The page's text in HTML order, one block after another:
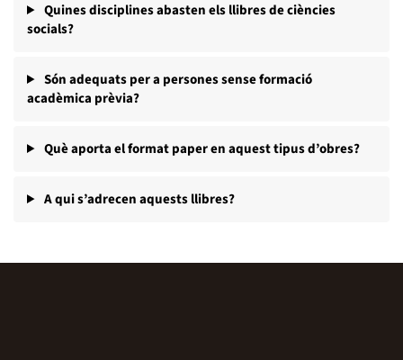
Quines disciplines abasten els llibres de ciències
socials?
Són adequats per a persones sense formació
acadèmica prèvia?
Què aporta el format paper en aquest tipus d’obres?
A qui s’adrecen aquests llibres?